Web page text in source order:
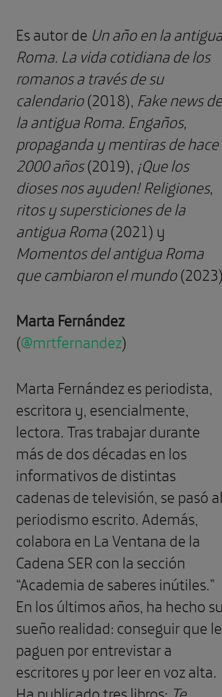
Es autor de Un año en la
Roma. La vida cotidiana de los
romanos a través de su
calendario(2018), Fake news de
la antigua Roma. Engaños,
propaganda y mentiras de hace
2000 años(2019), ¡Que los
dioses nos ayuden! Religiones,
ritos y supersticiones de la
antigua Roma(2021) y
Momentos del antigua Roma
que cambiaron el mundo
Marta Fernández
(@mrtfernandez)
Marta Fernández es periodista,
escritora y, esencialmente,
lectora. Tras trabajar durante
más de dos décadas en los
informativos de distintas
cadenas de televisión, se pasó
periodismo escrito. Además,
colabora en La Ventana de la
Cadena SER con la sección
“Academia de saberes inútiles.”
En los últimos años, ha hecho
sueño realidad: conseguir que le
paguen por entrevistar a
escritores y por leer en voz alta.